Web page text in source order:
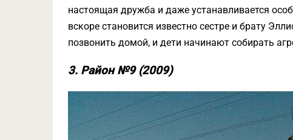
настоящая дружба и даже устанавливается
вскоре становится известно сестре и брату
позвонить домой, и дети начинают собирать
3. Район №9 (2009)